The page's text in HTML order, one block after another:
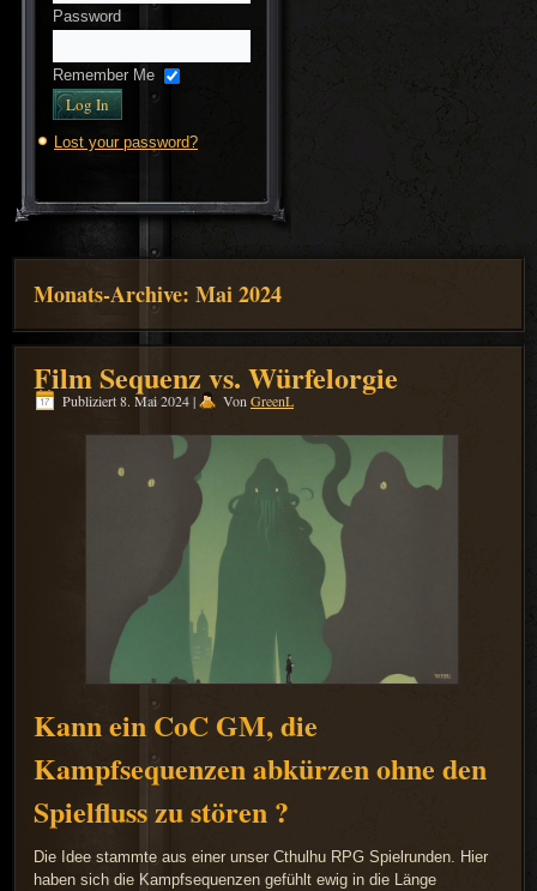
Password
Remember Me
Lost your password?
Monats-Archive: Mai 2024
Film Sequenz vs. Würfelorgie
Publiziert8. Mai 2024| Von GreenL
Kann ein CoC GM, die
Kampfsequenzen abkürzen ohne den
Spielfluss zu stören ?
Die Idee stammte aus einer unser Cthulhu RPG Spielrunden. Hier
haben sich die Kampfsequenzen gefühlt ewig in die Länge